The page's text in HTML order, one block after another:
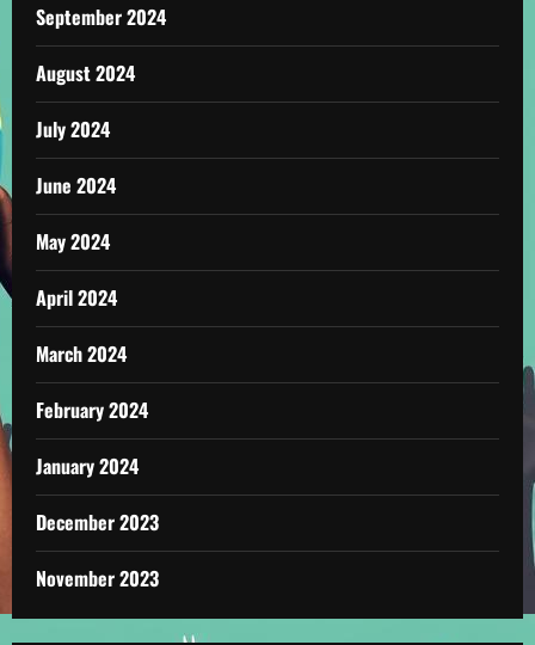
September 2024
August 2024
July 2024
June 2024
May 2024
April 2024
March 2024
February 2024
January 2024
December 2023
November 2023